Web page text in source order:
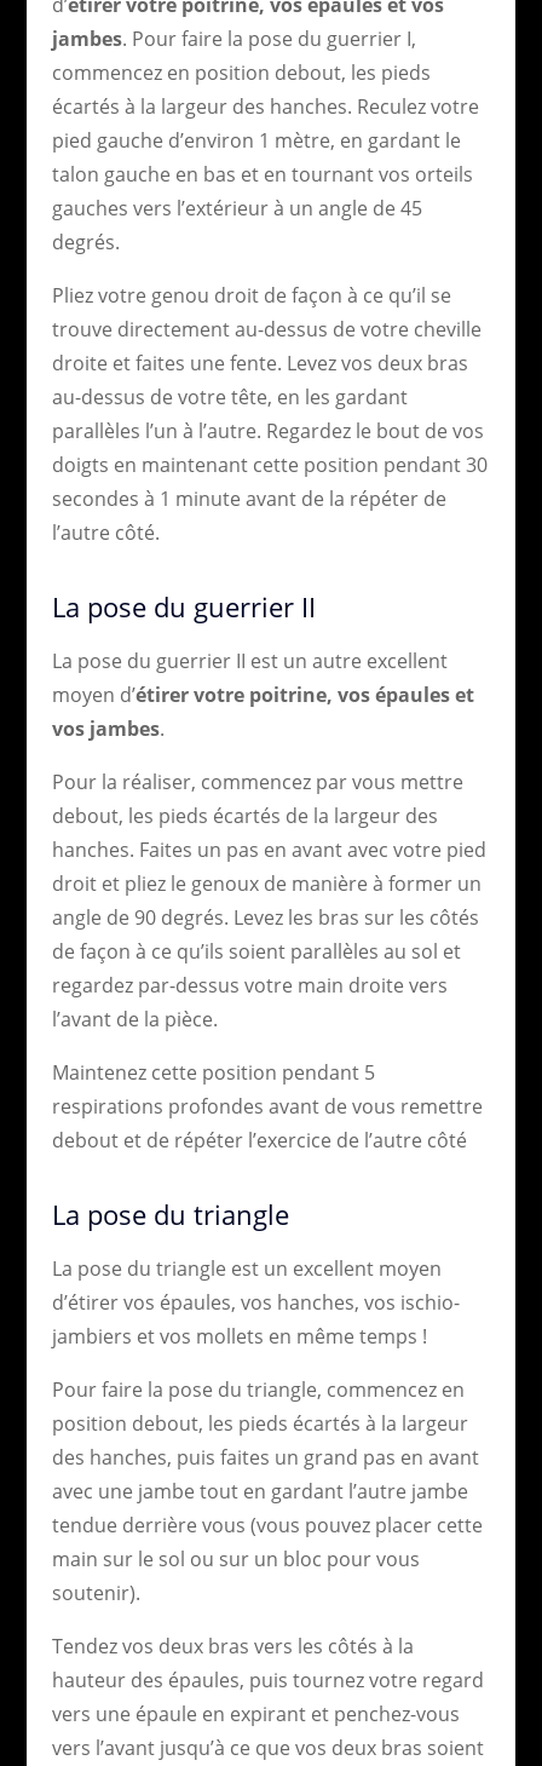
jambes. Pour faire la pose du guerrier I,
commencez en position debout, les pieds
écartés à la largeur des hanches. Reculez votre
pied gauche d’environ 1 mètre, en gardant le
talon gauche en bas et en tournant vos orteils
gauches vers l’extérieur à un angle de 45
degrés.
Pliez votre genou droit de façon à ce qu’il se
trouve directement au-dessus de votre cheville
droite et faites une fente. Levez vos deux bras
au-dessus de votre tête, en les gardant
parallèles l’un à l’autre. Regardez le bout de vos
doigts en maintenant cette position pendant 30
secondes à 1 minute avant de la répéter de
l’autre côté.
La pose du guerrier II
La pose du guerrier II est un autre excellent
moyen d’étirer votre poitrine, vos épaules et
vos jambes.
Pour la réaliser, commencez par vous mettre
debout, les pieds écartés de la largeur des
hanches. Faites un pas en avant avec votre pied
droit et pliez le genoux de manière à former un
angle de 90 degrés. Levez les bras sur les côtés
de façon à ce qu’ils soient parallèles au sol et
regardez par-dessus votre main droite vers
l’avant de la pièce.
Maintenez cette position pendant 5
respirations profondes avant de vous remettre
debout et de répéter l’exercice de l’autre côté
La pose du triangle
La pose du triangle est un excellent moyen
d’étirer vos épaules, vos hanches, vos ischio-
jambiers et vos mollets en même temps !
Pour faire la pose du triangle, commencez en
position debout, les pieds écartés à la largeur
des hanches, puis faites un grand pas en avant
avec une jambe tout en gardant l’autre jambe
tendue derrière vous (vous pouvez placer cette
main sur le sol ou sur un bloc pour vous
soutenir).
Tendez vos deux bras vers les côtés à la
hauteur des épaules, puis tournez votre regard
vers une épaule en expirant et penchez-vous
vers l’avant jusqu’à ce que vos deux bras soient